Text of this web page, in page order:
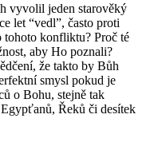
vyvolil jeden starověký
let “vedl”, často proti
tohoto konfliktu? Proč té
aby Ho poznali?
že takto by Bůh
smysl pokud je
o Bohu, stejně tak
Řeků či desítek